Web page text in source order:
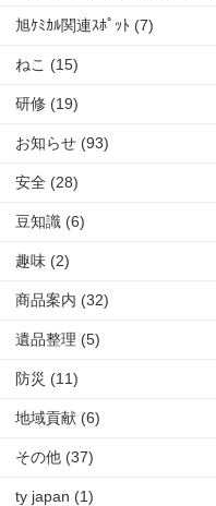
旭ｹﾐｶﾙ関連ｽﾎﾟｯﾄ (7)
ねこ (15)
研修 (19)
お知らせ (93)
安全 (28)
豆知識 (6)
趣味 (2)
商品案内 (32)
遺品整理 (5)
防災 (11)
地域貢献 (6)
その他 (37)
ty japan (1)